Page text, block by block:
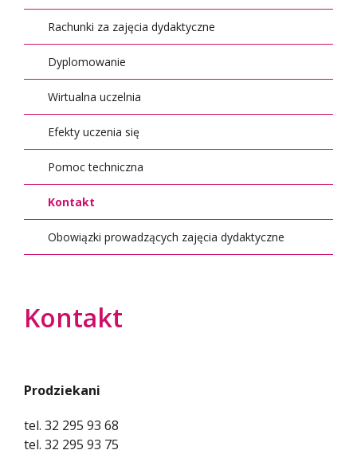
Rachunki za zajęcia dydaktyczne
Dyplomowanie
Wirtualna uczelnia
Efekty uczenia się
Pomoc techniczna
Kontakt
Obowiązki prowadzących zajęcia dydaktyczne
Kontakt
Prodziekani
tel. 32 295 93 68
tel. 32 295 93 75